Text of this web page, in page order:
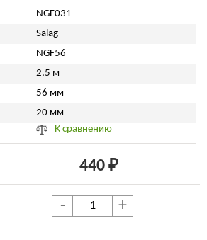
NGF031
Salag
NGF56
2.5 м
56 мм
20 мм
К сравнению
440 ₽
- +